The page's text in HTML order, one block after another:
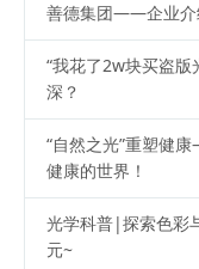
善德集团——企业介
“我花了2w块买盗版
深？
“自然之光”重塑健
健康的世界！
光学科普|探索色彩
元~